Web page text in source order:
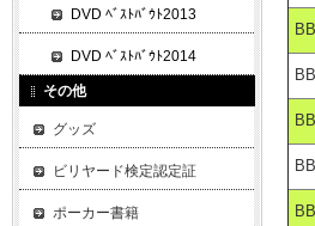
DVD ﾍﾞｽﾄﾊﾞｳﾄ2013
DVD ﾍﾞｽﾄﾊﾞｳﾄ2014
その他
グッズ
ビリヤード検定認定証
ポーカー書籍